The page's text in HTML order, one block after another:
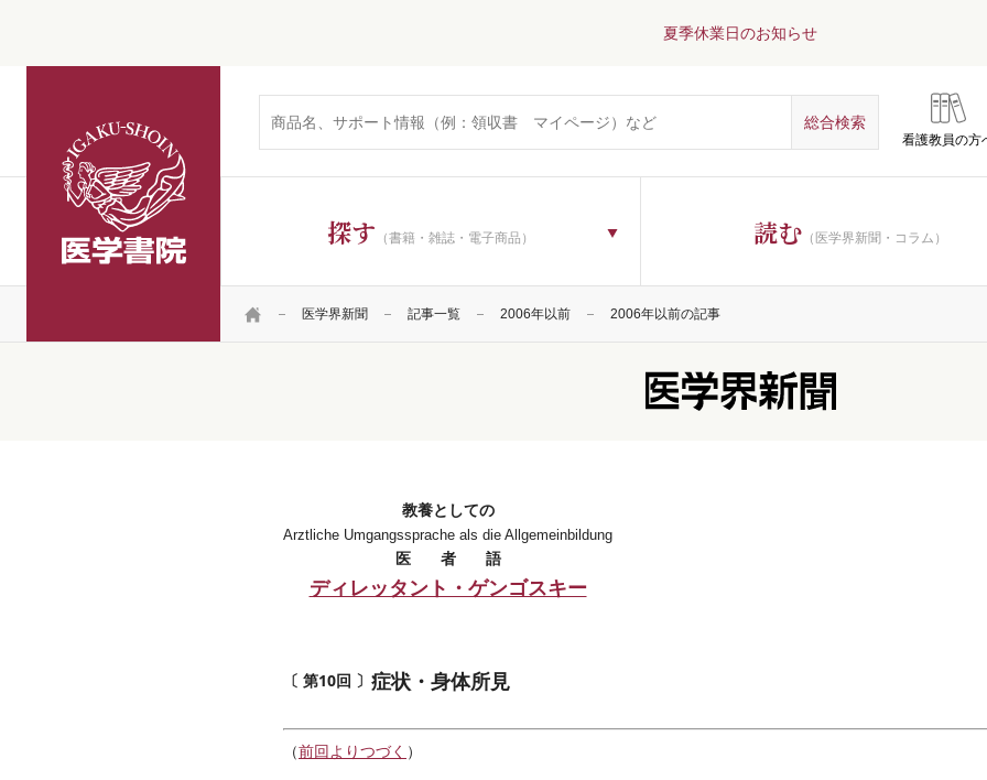
夏季休業日のお知らせ
看護教員の方
探す （書籍・雑誌・電子商品） 読む （医学界新聞・コラム）
HOME 医学界新聞 記事一覧 2006年以前 2006年以前の記事
教養としての
Arztliche Umgangssprache als die Allgemeinbildung
医 者 語
ディレッタント・ゲンゴスキー
〔 第10回 〕 症状・身体所見
（前回よりつづく ）